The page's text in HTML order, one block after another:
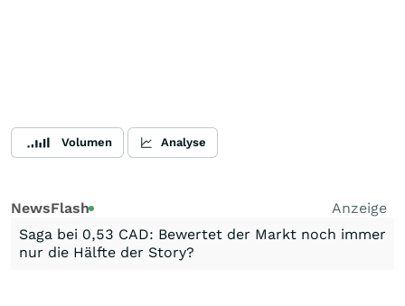
Volumen Analyse
NewsFlash
Anzeige
Saga bei 0,53 CAD: Bewertet der Markt noch immer
nur die Hälfte der Story?